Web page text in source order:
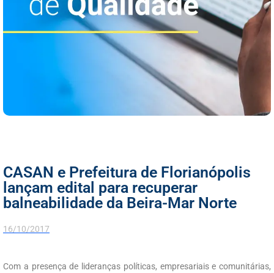
CASAN e Prefeitura de Florianópolis
lançam edital para recuperar
balneabilidade da Beira-Mar Norte
16/10/2017
Com a presença de lideranças políticas, empresariais e comunitárias,